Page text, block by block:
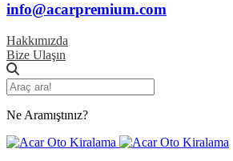
info@acarpremium.com
Hakkımızda
Bize Ulaşın
Ne Aramıştınız?